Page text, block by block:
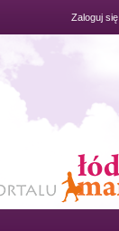
Zaloguj się